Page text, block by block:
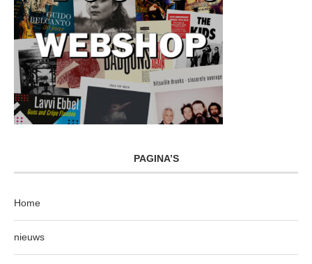
PAGINA’S
Home
nieuws